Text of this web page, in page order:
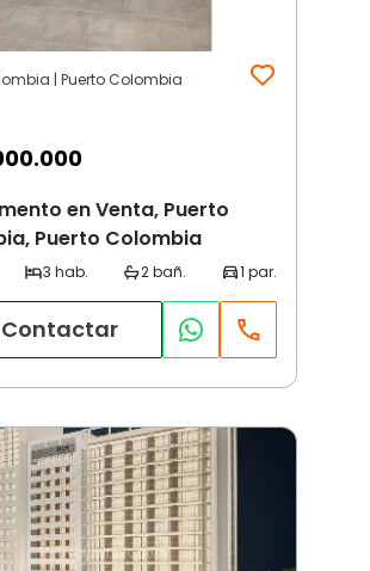
| Puerto Colombia
en Venta, Puerto
Puerto Colombia
Contactar